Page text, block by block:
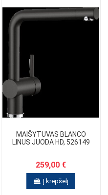
MAIŠYTUVAS BLANCO
LINUS JUODA HD, 526149
259,00 €
Į krepšelį